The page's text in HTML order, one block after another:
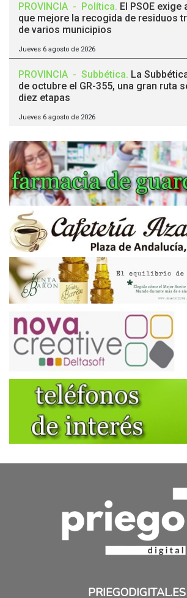
PROVINCIA - Política. El PSOE exige
que mejore la recogida de residuos
de varios municipios
Jueves 6 agosto de 2026
PROVINCIA - Subbética. La
de octubre el GR-355, una gran ruta
diez etapas
Jueves 6 agosto de 2026
PRIEGODIGITAL.ES